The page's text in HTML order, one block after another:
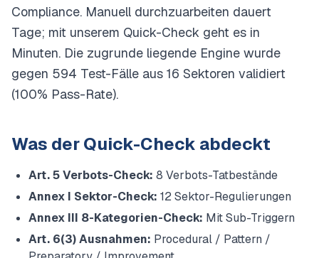
Compliance. Manuell durchzuarbeiten dauert
Tage; mit unserem Quick-Check geht es in
Minuten. Die zugrunde liegende Engine wurde
gegen 594 Test-Fälle aus 16 Sektoren validiert
(100% Pass-Rate).
Was der Quick-Check abdeckt
Art. 5 Verbots-Check: 8 Verbots-Tatbestände
Annex I Sektor-Check: 12 Sektor-Regulierungen
Annex III 8-Kategorien-Check: Mit Sub-Triggern
Art. 6(3) Ausnahmen: Procedural / Pattern /